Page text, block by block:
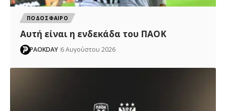
ΠΟΔΟΣΦΑΙΡΟ
Αυτή είναι η ενδεκάδα του ΠΑΟΚ
PAOKDAY 6 Αυγούστου 2026